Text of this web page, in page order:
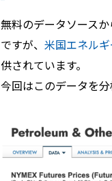
無料のデータソース
ですが、 米国エネル
供されています。
今回はこのデータを分